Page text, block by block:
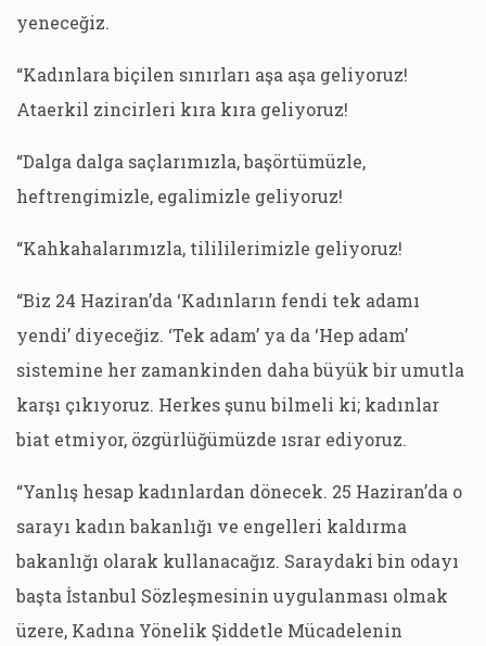
yeneceğiz.
“Kadınlara biçilen sınırları aşa aşa geliyoruz!
Ataerkil zincirleri kıra kıra geliyoruz!
“Dalga dalga saçlarımızla, başörtümüzle,
heftrengimizle, egalimizle geliyoruz!
“Kahkahalarımızla, tilililerimizle geliyoruz!
“Biz 24 Haziran’da ‘Kadınların fendi tek adamı
yendi’ diyeceğiz. ‘Tek adam’ ya da ‘Hep adam’
sistemine her zamankinden daha büyük bir umutla
karşı çıkıyoruz. Herkes şunu bilmeli ki; kadınlar
biat etmiyor, özgürlüğümüzde ısrar ediyoruz.
“Yanlış hesap kadınlardan dönecek. 25 Haziran’da o
sarayı kadın bakanlığı ve engelleri kaldırma
bakanlığı olarak kullanacağız. Saraydaki bin odayı
başta İstanbul Sözleşmesinin uygulanması olmak
üzere, Kadına Yönelik Şiddetle Mücadelenin